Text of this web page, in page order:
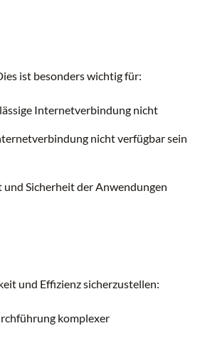
ist besonders wichtig für:
Internetverbindung nicht
nicht verfügbar sein
Sicherheit der Anwendungen
und Effizienz sicherzustellen:
komplexer